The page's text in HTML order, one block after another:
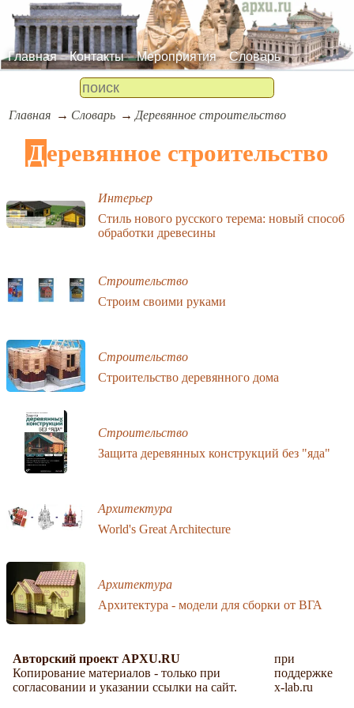
Главная Контакты Мероприятия Словарь
Главная Словарь Деревянное строительство
Деревянное строительство
Интерьер
Стиль нового русского терема: новый способ
обработки древесины
Строительство
Строим своими руками
Строительство
Строительство деревянного дома
Строительство
Защита деревянных конструкций без "яда"
Архитектура
World's Great Architecture
Архитектура
Архитектура - модели для сборки от ВГА
Авторский проект APXU.RU
Копирование материалов - только при
согласовании и указании ссылки на сайт.
при
поддержке
x-lab.ru